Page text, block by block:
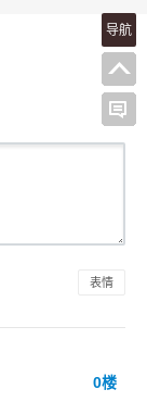
表情
0楼
导航